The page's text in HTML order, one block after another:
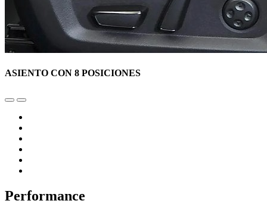
ASIENTO CON 8 POSICIONES
Performance